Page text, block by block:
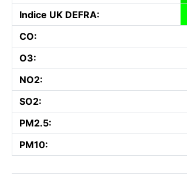
Indice UK DEFRA:
CO:
O3:
NO2:
SO2:
PM2.5:
PM10: